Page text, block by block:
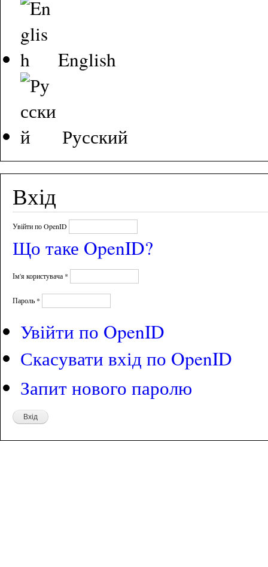
English
Русский
Вхід
Увійти по OpenID
Що таке OpenID?
Ім'я користувача *
Пароль *
Увійти по OpenID
Скасувати вхід по OpenID
Запит нового паролю